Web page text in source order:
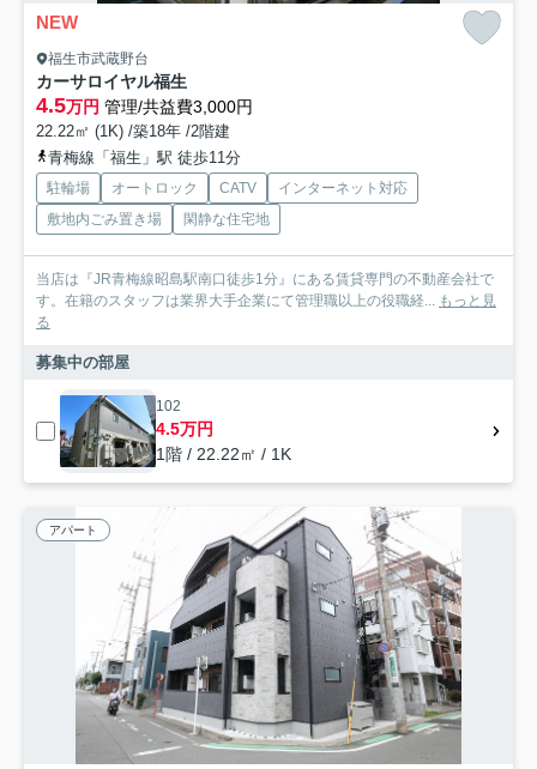
NEW
福生市武蔵野台
カーサロイヤル福生
4.5万円 管理/共益費3,000円
22.22㎡ (1K) /築18年 /2階建
青梅線「福生」駅 徒歩11分
駐輪場 オートロック CATV
インターネット対応
敷地内ごみ置き場
閑静な住宅地
当店は『JR青梅線昭島駅南口徒歩1分』にある賃貸専門の不動産会社で
す。在籍のスタッフは業界大手企業にて管理職以上の役職経... もっと見
る
募集中の部屋
102
4.5万円
1階 / 22.22㎡ / 1K
アパート